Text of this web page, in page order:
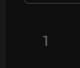
Количество